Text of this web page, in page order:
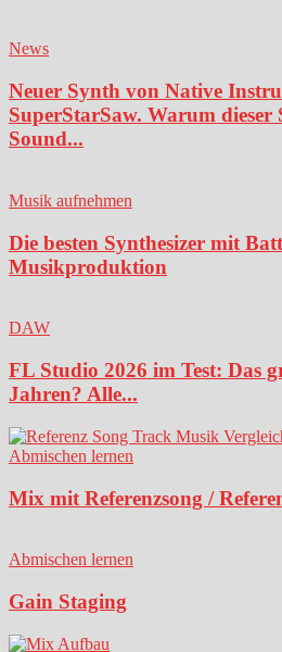
News
Neuer Synth von Native
SuperStarSaw. Warum dieser
Sound...
Musik aufnehmen
Die besten Synthesizer mit
Musikproduktion
DAW
FL Studio 2026 im Test: Das
Jahren? Alle...
Abmischen lernen
Mix mit Referenzsong /
Abmischen lernen
Gain Staging